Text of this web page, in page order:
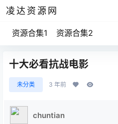
凌达资源网
资源合集1 资源合集2
十大必看抗战电影
未分类 3 年前
chuntian